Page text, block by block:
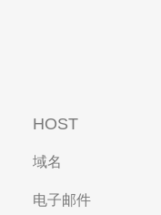
HOST
域名
电子邮件